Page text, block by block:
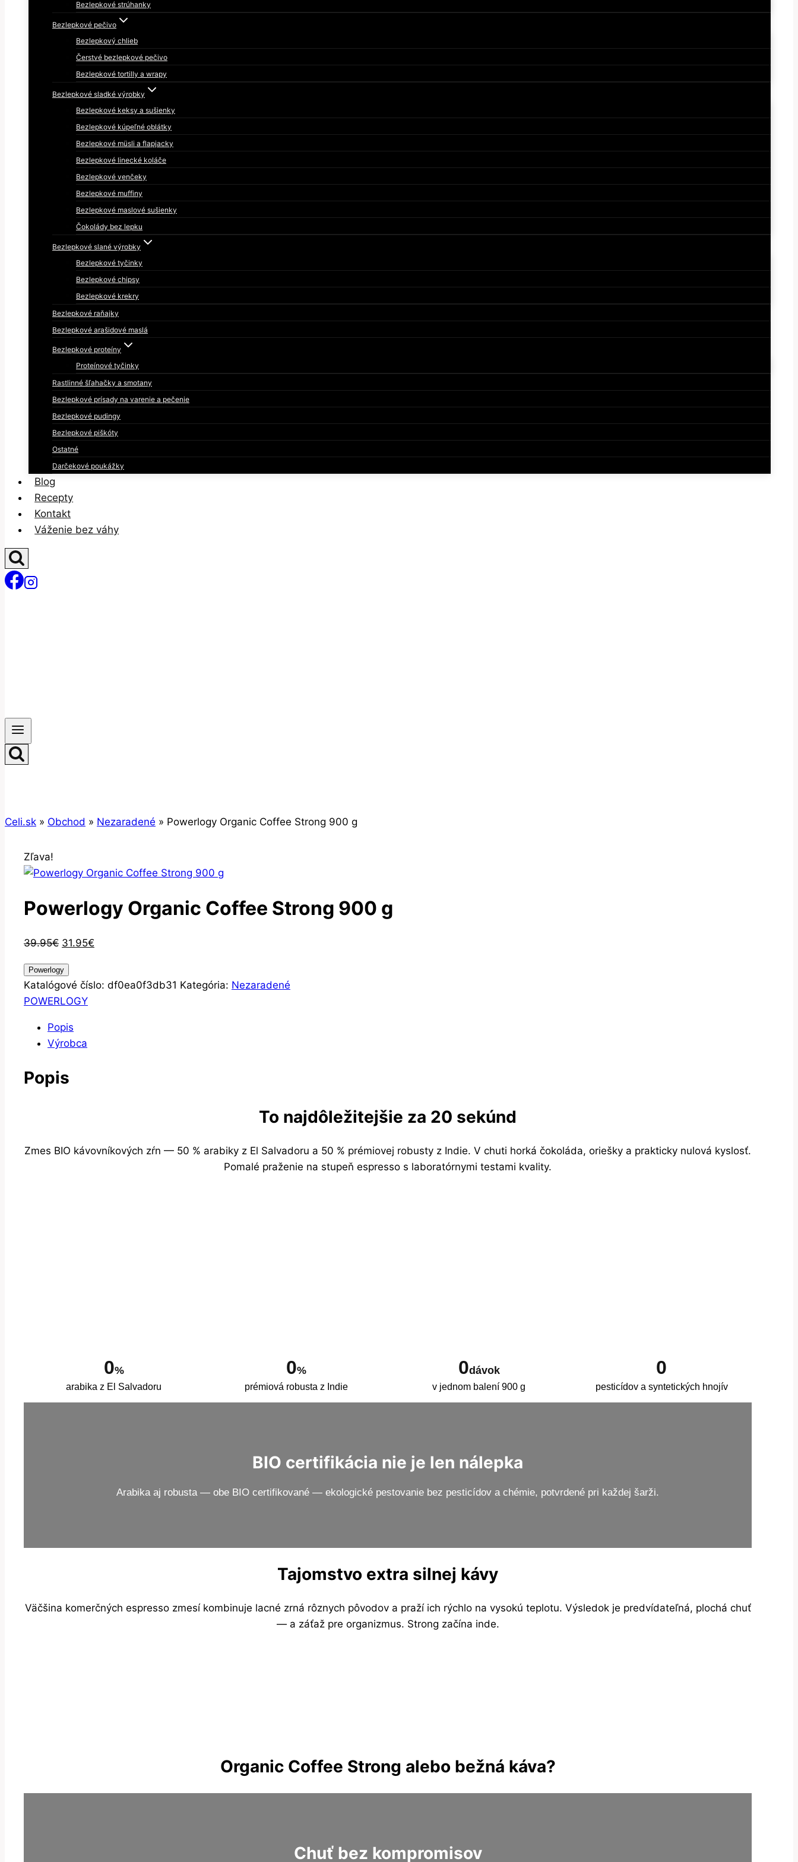
Bezlepkové strúhanky
Bezlepkové pečivo
Bezlepkový chlieb
Čerstvé bezlepkové pečivo
Bezlepkové tortilly a wrapy
Bezlepkové sladké výrobky
Bezlepkové keksy a sušienky
Bezlepkové kúpeľné oblátky
Bezlepkové müsli a flapjacky
Bezlepkové linecké koláče
Bezlepkové venčeky
Bezlepkové muffiny
Bezlepkové maslové sušienky
Čokolády bez lepku
Bezlepkové slané výrobky
Bezlepkové tyčinky
Bezlepkové chipsy
Bezlepkové krekry
Bezlepkové raňajky
Bezlepkové arašidové maslá
Bezlepkové proteíny
Proteínové tyčinky
Rastlinné šľahačky a smotany
Bezlepkové prísady na varenie a pečenie
Bezlepkové pudingy
Bezlepkové piškóty
Ostatné
Darčekové poukážky
Blog
Recepty
Kontakt
Váženie bez váhy
Celi.sk » Obchod » Nezaradené » Powerlogy Organic Coffee Strong 900 g
Zľava!
Powerlogy Organic Coffee Strong 900 g
39.95€ Pôvodná
bola:
39.95€.
31.95€
31.95€.
Powerlogy
Katalógové číslo: df0ea0f3db31 Kategória: Nezaradené
POWERLOGY
Popis
Výrobca
Popis
To najdôležitejšie za 20 sekúnd
Zmes BIO kávovníkových zŕn — 50 % arabiky z El Salvadoru a 50 % prémiovej robusty z Indie. V chuti horká čokoláda, oriešky a prakticky nulová kyslosť.
Pomalé praženie na stupeň espresso s laboratórnymi testami kvality.
0%
arabika z El Salvadoru
0%
prémiová robusta z Indie
0dávok
v jednom balení 900 g
0
pesticídov a syntetických hnojív
BIO certifikácia nie je len nálepka
Arabika aj robusta — obe BIO certifikované — ekologické pestovanie bez pesticídov a chémie, potvrdené pri každej šarži.
Tajomstvo extra silnej kávy
Väčšina komerčných espresso zmesí kombinuje lacné zrná rôznych pôvodov a praží ich rýchlo na vysokú teplotu. Výsledok je predvídateľná, plochá chuť
— a záťaž pre organizmus. Strong začína inde.
Organic Coffee Strong alebo bežná káva?
Chuť bez kompromisov